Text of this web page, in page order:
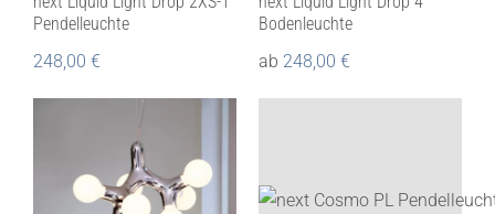
Pendelleuchte
248,00 €
Bodenleuchte
ab 248,00 €